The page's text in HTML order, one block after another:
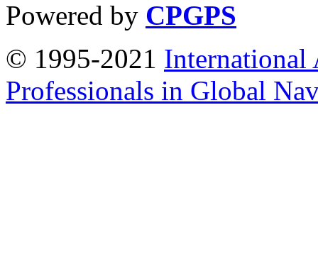
Powered by CPGPS
© 1995-2021 International
Professionals in Global